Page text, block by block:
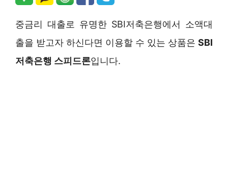
중금리 대출로 유명한 SBI저축은행에서 소액대
출을 받고자 하신다면 이용할 수 있는 상품은 SBI
저축은행 스피드론입니다.